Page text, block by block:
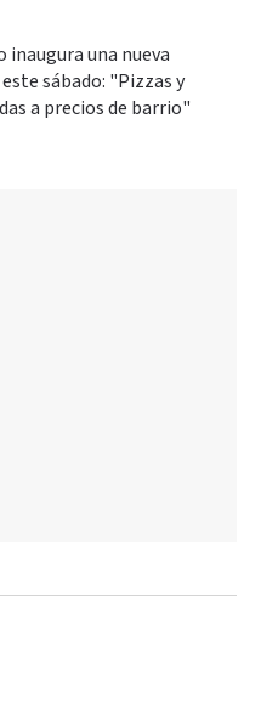
inaugura una nueva
sábado: "Pizzas y
a precios de barrio"